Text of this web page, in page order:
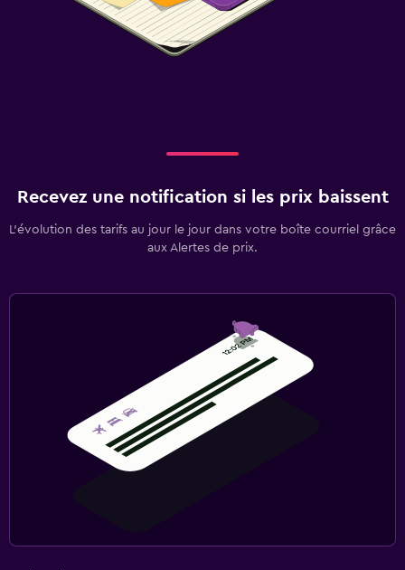
Recevez une notification si les prix baissent
L’évolution des tarifs au jour le jour dans votre boîte courriel grâce
aux Alertes de prix.